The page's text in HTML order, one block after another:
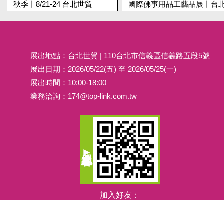
秋季丨8/21-24 台北世貿
國際佛事用品工藝品展丨台北
展出地點：台北世貿 | 110台北市信義區信義路五段5號
展出日期：2026/05/22(五) 至 2026/05/25(一)
展出時間：10:00-18:00
業務洽詢： 174@top-link.com.tw
加入好友：